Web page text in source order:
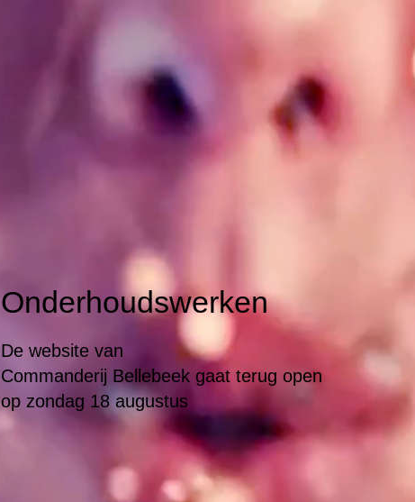
Onderhoudswerken
De website van
Commanderij Bellebeek gaat terug open
op zondag 18 augustus